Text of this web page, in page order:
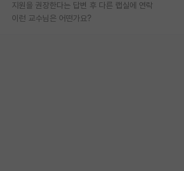
지원을 권장한다는 답변 후 다른 랩실에 연락
이런 교수님은 어떤가요?